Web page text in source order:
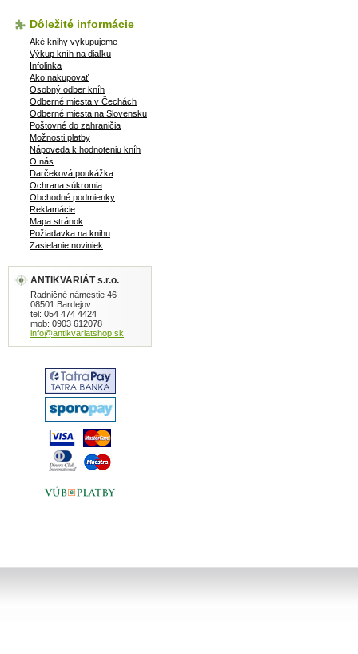
Dôležité informácie
Aké knihy vykupujeme
Výkup kníh na diaľku
Infolinka
Ako nakupovať
Osobný odber kníh
Odberné miesta v Čechách
Odberné miesta na Slovensku
Poštovné do zahraničia
Možnosti platby
Nápoveda k hodnoteniu kníh
O nás
Darčeková poukážka
Ochrana súkromia
Obchodné podmienky
Reklamácie
Mapa stránok
Požiadavka na knihu
Zasielanie noviniek
ANTIKVARIÁT s.r.o.
Radničné námestie 46
08501 Bardejov
tel: 054 474 4424
mob: 0903 612078
info@antikvariatshop.sk